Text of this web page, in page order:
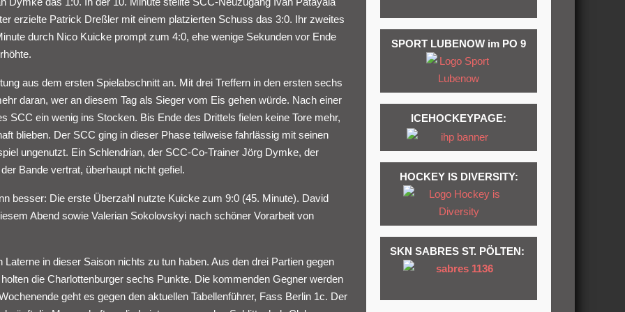
erzielte Patrick Dreßler mit einem platzierten Schuss das 3:0. Ihr zweites
durch Nico Kuicke prompt zum 4:0, ehe wenige Sekunden vor Ende
aus dem ersten Spielabschnitt an. Mit drei Treffern in den ersten sechs
daran, wer an diesem Tag als Sieger vom Eis gehen würde. Nach einer
SCC ein wenig ins Stocken. Bis Ende des Drittels fielen keine Tore mehr,
blieben. Der SCC ging in dieser Phase teilweise fahrlässig mit seinen
ungenutzt. Ein Schlendrian, der SCC-Co-Trainer Jörg Dymke, der
Bande vertrat, überhaupt nicht gefiel.
besser: Die erste Überzahl nutzte Kuicke zum 9:0 (45. Minute). David
Abend sowie Valerian Sokolovskyi nach schöner Vorarbeit von
in dieser Saison nichts zu tun haben. Aus den drei Partien gegen
die Charlottenburger sechs Punkte. Die kommenden Gegner werden
geht es gegen den aktuellen Tabellenführer, Fass Berlin 1c. Der
SPORT LUBENOW im PO 9
ICEHOCKEYPAGE:
HOCKEY IS DIVERSITY:
SKN SABRES ST. PÖLTEN: